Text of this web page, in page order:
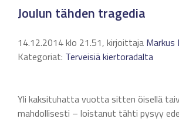
Joulun tähden tragedia
14.12.2014 klo 21.51, kirjoittaja Markus
Kategoriat: Terveisiä kiertoradalta
Yli kaksituhatta vuotta sitten öisellä
mahdollisesti – loistanut tähti pysyy